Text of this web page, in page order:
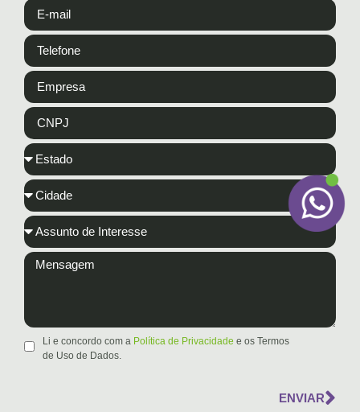
Li e concordo com a Política de Privacidade e os Termos
de Uso de Dados.
ENVIAR